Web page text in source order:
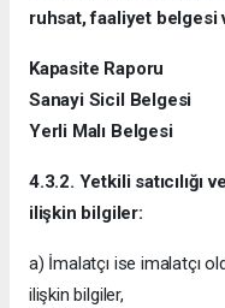
ruhsat, faaliyet belgesi
Kapasite Raporu
Sanayi Sicil Belgesi
Yerli Malı Belgesi
4.3.2. Yetkili satıcılığı
ilişkin bilgiler:
a) İmalatçı ise imalatçı
ilişkin bilgiler,